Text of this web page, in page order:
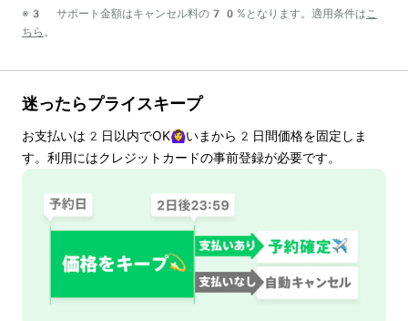
※3 サポート金額はキャンセル料の70%となります。適用条件はこ
ちら 。
迷ったらプライスキープ
お支払いは 2 日以内でOK🙆‍♀️いまから 2 日間価格を固定しま
す。利用にはクレジットカードの事前登録が必要です。